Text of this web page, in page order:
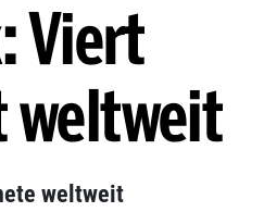
Viert
weltweit
weltweit